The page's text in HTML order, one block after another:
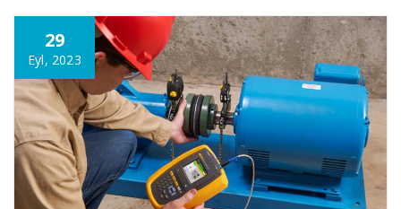
29
Eyl, 2023